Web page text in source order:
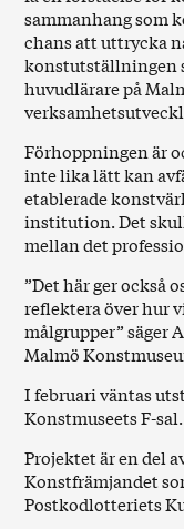
sammanhang som
chans att uttrycka
konstutställningen
huvudlärare på
Förhoppningen är
inte lika lätt kan
etablerade
institution. Det
mellan det
”Det här ger också
reflektera över hur
målgrupper” säger
Malmö
I februari väntas
Konstmuseets F-sal.
Projektet är en del
Konstfrämjandet
Postkodlotteriets